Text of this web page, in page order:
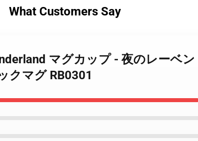
What Customers Say
マグカップ - 夜のレーベ
クマグ RB0301